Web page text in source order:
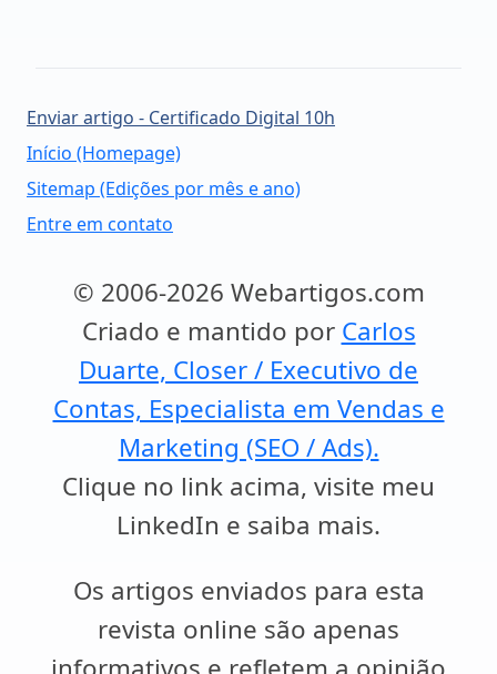
Enviar artigo - Certificado Digital 10h
Início (Homepage)
Sitemap (Edições por mês e ano)
Entre em contato
© 2006-2026 Webartigos.com
Criado e mantido por Carlos
Duarte, Closer / Executivo de
Contas, Especialista em Vendas e
Marketing (SEO / Ads).
Clique no link acima, visite meu
LinkedIn e saiba mais.
Os artigos enviados para esta
revista online são apenas